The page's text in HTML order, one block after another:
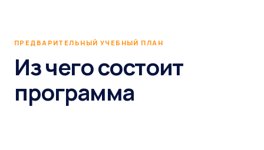
ПРЕДВАРИТЕЛЬНЫЙ УЧЕБНЫЙ ПЛАН
Из чего состоит
программа